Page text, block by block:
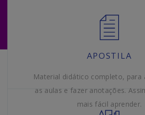
APOSTILA
Material didático completo, para
as aulas e fazer anotações.
mais fácil aprender.